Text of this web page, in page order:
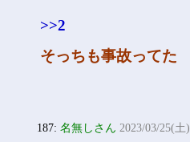
>>2
そっちも事故ってた
187:名無しさん 2023/03/25(土)